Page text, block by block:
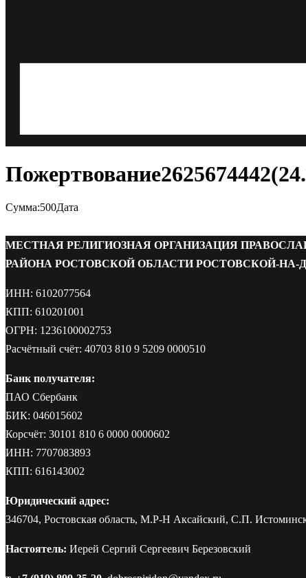
Сумма:500Дата
МЕСТНАЯ РЕЛИГИОЗНАЯ ОРГАНИЗАЦИЯ
РАЙОНА РОСТОВСКОЙ ОБЛАСТИ РОСТОВСКОЙ-
ИНН: 6102077564
КПП: 610201001
ОГРН: 1236100002753
Расчётный счёт: 40703 810 9 5209 0000510
Банк получателя:
ПАО Сбербанк
БИК: 046015602
Корсчёт: 30101 810 6 0000 0000602
ИНН: 7707083893
КПП: 616143002
Юридический адрес:
346704, Ростовская область, М.Р-Н Аксайский, С.П.
Настоятель: Иерей Сергий Сергеевич Березовский